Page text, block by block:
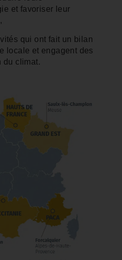
et favoriser leur
qui ont fait un bilan
locale et engagent des
du climat.